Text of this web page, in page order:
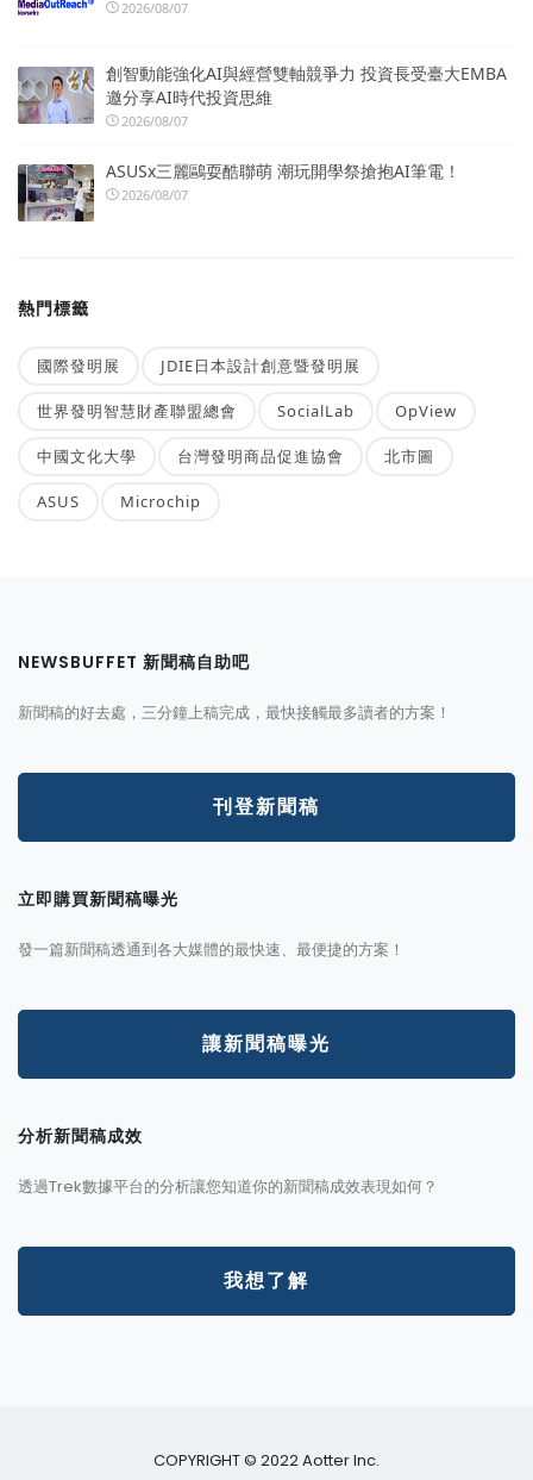
2026/08/07
創智動能強化AI與經營雙軸競爭力 投資長受臺大EMBA
邀分享AI時代投資思維
2026/08/07
ASUSx三麗鷗耍酷聯萌 潮玩開學祭搶抱AI筆電！
2026/08/07
熱門標籤
國際發明展 JDIE日本設計創意暨發明展
世界發明智慧財產聯盟總會 SocialLab OpView
中國文化大學 台灣發明商品促進協會 北市圖
ASUS Microchip
NEWSBUFFET 新聞稿自助吧
新聞稿的好去處，三分鐘上稿完成，最快接觸最多讀者的方案！
刊登新聞稿
立即購買新聞稿曝光
發一篇新聞稿透通到各大媒體的最快速、最便捷的方案！
讓新聞稿曝光
分析新聞稿成效
透過Trek數據平台的分析讓您知道你的新聞稿成效表現如何？
我想了解
COPYRIGHT © 2022 Aotter Inc.